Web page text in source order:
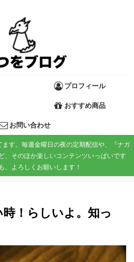
プロフィール
おすすめ商品
お問い合わせ
す。毎週金曜日の夜の定期配信や、『ナガ
、そのほか楽しいコンテンツいっぱいです
、よろしくお願いします！
！らしいよ。知っ